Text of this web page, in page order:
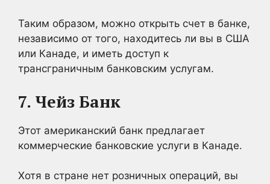
Таким образом, можно открыть счет в банке,
независимо от того, находитесь ли вы в США
или Канаде, и иметь доступ к
трансграничным банковским услугам.
7. Чейз Банк
Этот американский банк предлагает
коммерческие банковские услуги в Канаде.
Хотя в стране нет розничных операций, вы